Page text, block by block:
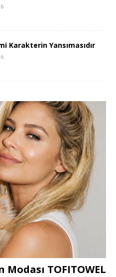
Karakterin Yansımasıdır
TOFITOWEL